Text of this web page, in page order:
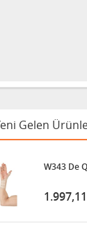
1.455,00
Tuvalet -
Gelen
W343 De
1.997,11